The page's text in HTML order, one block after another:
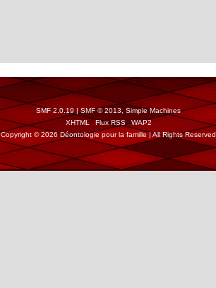
SMF 2.0.19 | SMF © 2013
Simple Machines
XHTML
Flux RSS
WAP2
Copyright © 2026 Déontologie pour la famille | All Rights Reserved